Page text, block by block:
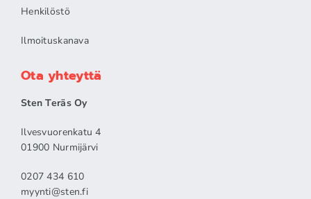
Henkilöstö
Ilmoituskanava
Ota yhteyttä
Sten Teräs Oy
Ilvesvuorenkatu 4
01900 Nurmijärvi
0207 434 610
myynti@sten.fi